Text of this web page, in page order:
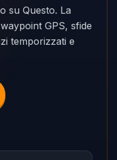
su Questo. La
GPS, sfide
temporizzati e